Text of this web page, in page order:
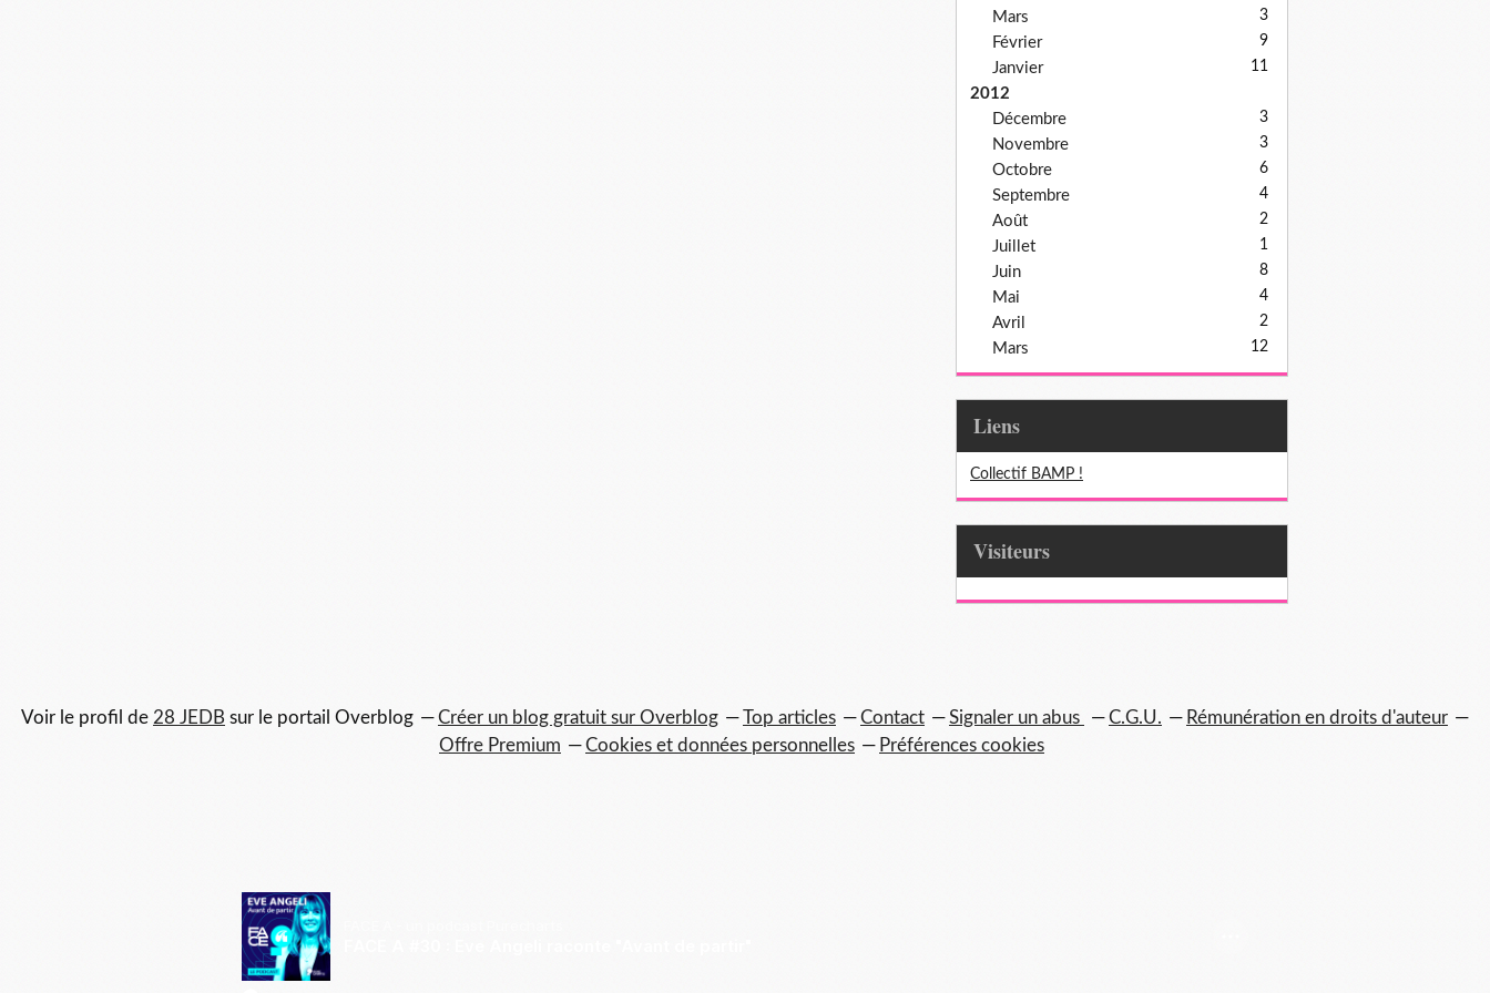
Mars 3
Février 9
Janvier 11
2012
Décembre
3
Novembre 3
Octobre 6
Septembre 4
Août 2
Juillet 1
Juin 8
Mai 4
Avril 2
Mars 12
Liens
Collectif BAMP !
Visiteurs
Voir le profil de 28 JEDB sur le portail Overblog Créer un blog gratuit sur Overblog Top articles Contact Signaler un abus C.G.U.
Rémunération en droits d'auteur
Offre Premium
Cookies et données personnelles Préférences cookies